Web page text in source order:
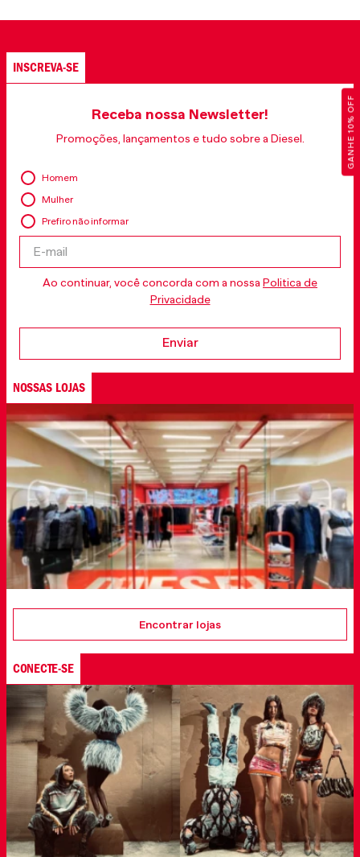
GANHE 10% OFF
INSCREVA-SE
Receba nossa Newsletter!
Promoções, lançamentos e tudo sobre a Diesel.
Homem
Mulher
Prefiro não informar
Ao continuar, você concorda com a nossa Politica de
Privacidade
Enviar
NOSSAS LOJAS
Encontrar lojas
CONECTE-SE